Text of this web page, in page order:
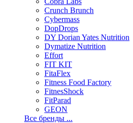
Crunch Brunch
Cybermass
DopDrops
DY Dorian Yates Nutrition
Dymatize Nutrition
Effort
FIT KIT
FitaFlex
Fitness Food Factory
FitnesShock
FitParad
GEON
Все бренды ...